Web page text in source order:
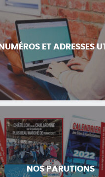
NUMÉROS ET ADRESSES
NOS PARUTIONS